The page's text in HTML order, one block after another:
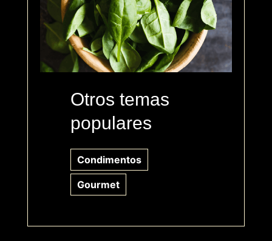
Otros temas
populares
Condimentos
Gourmet